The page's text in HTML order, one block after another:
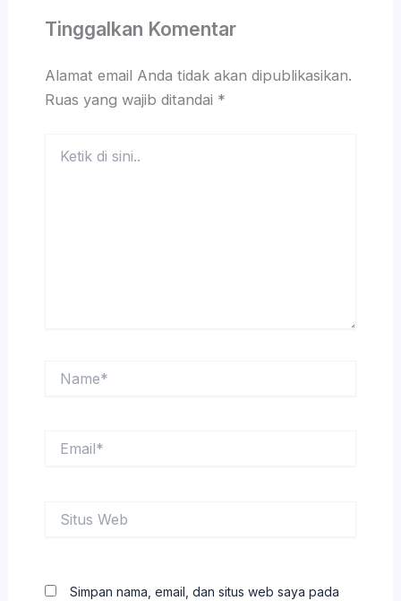
Tinggalkan Komentar
Alamat email Anda tidak akan dipublikasikan.
Ruas yang wajib ditandai *
Web
Simpan nama, email, dan situs web saya pada